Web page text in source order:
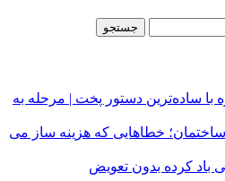
ساده‌ترین دستور پخت | مرحله به
ساختمان؛ خطاهایی که هزینه ساز می
باد کرده بدون تعویض